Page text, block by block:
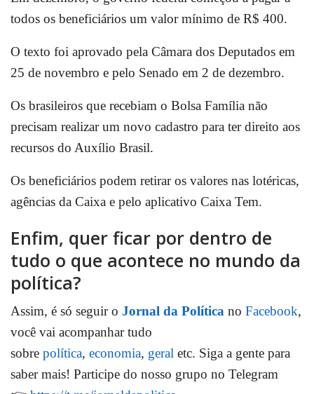
todos os beneficiários um valor mínimo de R$ 400.
O texto foi aprovado pela Câmara dos Deputados em
25 de novembro e pelo Senado em 2 de dezembro.
Os brasileiros que recebiam o Bolsa Família não
precisam realizar um novo cadastro para ter direito aos
recursos do Auxílio Brasil.
Os beneficiários podem retirar os valores nas lotéricas,
agências da Caixa e pelo aplicativo Caixa Tem.
Enfim, quer ficar por dentro de
tudo o que acontece no mundo da
política?
Assim, é só seguir o Jornal da Política no Facebook,
você vai acompanhar tudo
sobre política, economia, geral etc. Siga a gente para
saber mais! Participe do nosso grupo no Telegram